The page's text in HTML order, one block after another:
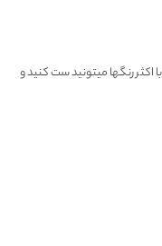
اکثر رنگها میتونید ست کنید و